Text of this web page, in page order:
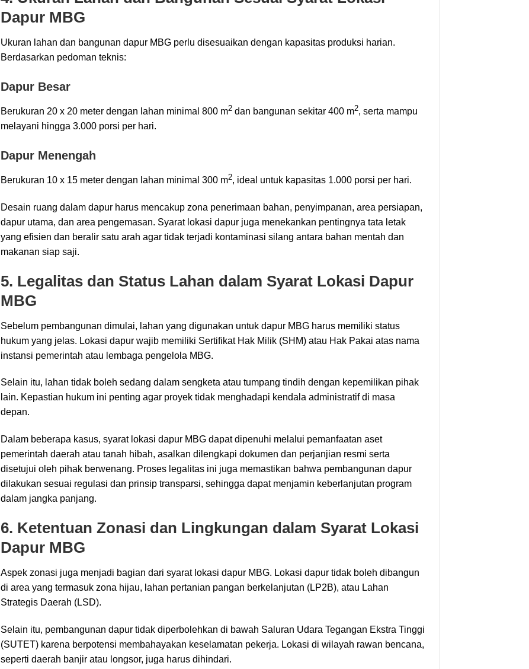
Dapur MBG
Ukuran lahan dan bangunan dapur MBG perlu disesuaikan dengan kapasitas produksi harian.
Berdasarkan pedoman teknis:
Dapur Besar
Berukuran 20 x 20 meter dengan lahan minimal 800 m2 dan bangunan sekitar 400 m2, serta mampu
melayani hingga 3.000 porsi per hari.
Dapur Menengah
Berukuran 10 x 15 meter dengan lahan minimal 300 m2, ideal untuk kapasitas 1.000 porsi per hari.
Desain ruang dalam dapur harus mencakup zona penerimaan bahan, penyimpanan, area persiapan,
dapur utama, dan area pengemasan. Syarat lokasi dapur juga menekankan pentingnya tata letak
yang efisien dan beralir satu arah agar tidak terjadi kontaminasi silang antara bahan mentah dan
makanan siap saji.
5. Legalitas dan Status Lahan dalam Syarat Lokasi Dapur
MBG
Sebelum pembangunan dimulai, lahan yang digunakan untuk dapur MBG harus memiliki status
hukum yang jelas. Lokasi dapur wajib memiliki Sertifikat Hak Milik (SHM) atau Hak Pakai atas nama
instansi pemerintah atau lembaga pengelola MBG.
Selain itu, lahan tidak boleh sedang dalam sengketa atau tumpang tindih dengan kepemilikan pihak
lain. Kepastian hukum ini penting agar proyek tidak menghadapi kendala administratif di masa
depan.
Dalam beberapa kasus, syarat lokasi dapur MBG dapat dipenuhi melalui pemanfaatan aset
pemerintah daerah atau tanah hibah, asalkan dilengkapi dokumen dan perjanjian resmi serta
disetujui oleh pihak berwenang. Proses legalitas ini juga memastikan bahwa pembangunan dapur
dilakukan sesuai regulasi dan prinsip transparsi, sehingga dapat menjamin keberlanjutan program
dalam jangka panjang.
6. Ketentuan Zonasi dan Lingkungan dalam Syarat Lokasi
Dapur MBG
Aspek zonasi juga menjadi bagian dari syarat lokasi dapur MBG. Lokasi dapur tidak boleh dibangun
di area yang termasuk zona hijau, lahan pertanian pangan berkelanjutan (LP2B), atau Lahan
Strategis Daerah (LSD).
Selain itu, pembangunan dapur tidak diperbolehkan di bawah Saluran Udara Tegangan Ekstra Tinggi
(SUTET) karena berpotensi membahayakan keselamatan pekerja. Lokasi di wilayah rawan bencana,
seperti daerah banjir atau longsor, juga harus dihindari.